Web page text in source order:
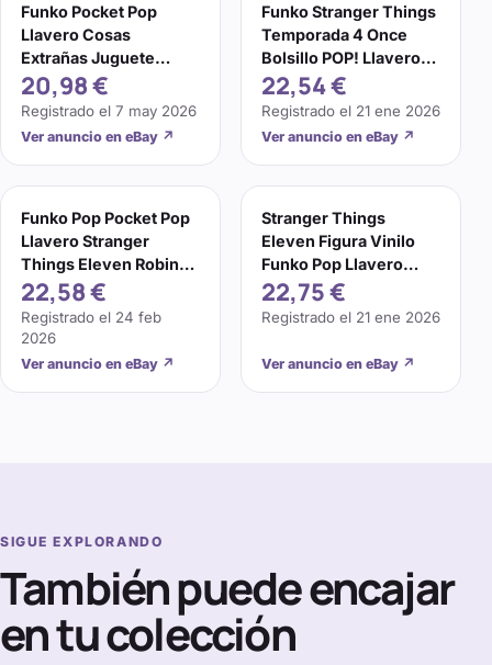
Funko Pocket Pop
Llavero Cosas
Extrañas Juguete
Modelo Once Steve
Dustin Llavero
20,98 €
Registrado el 7 may 2026
Ver anuncio en eBay ↗
Funko Stranger Things
Temporada 4 Once
Bolsillo POP! Llavero
nuevo
22,54 €
Registrado el 21 ene 2026
Ver anuncio en eBay ↗
Funko Pop Pocket Pop
Llavero Stranger
Things Eleven Robin
Barb Steve Dustin Key
22,58 €
Registrado el 24 feb
2026
Ver anuncio en eBay ↗
Stranger Things
Eleven Figura Vinilo
Funko Pop Llavero
Bolsillo Temporada 4
22,75 €
Registrado el 21 ene 2026
Ver anuncio en eBay ↗
SIGUE EXPLORANDO
También puede encajar
en tu colección